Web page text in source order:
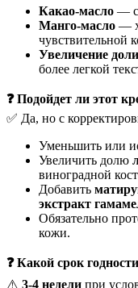
Какао-масло —
Манго-масло —
чувствительной
Увеличение
более легкой
❓ Подойдет ли этот
✅ Да, но с
Уменьшить или
Увеличить долю
виноградной
Добавить
экстракт
Обязательно
кожи.
❓ Какой срок
⚠️ 3-4 недели при